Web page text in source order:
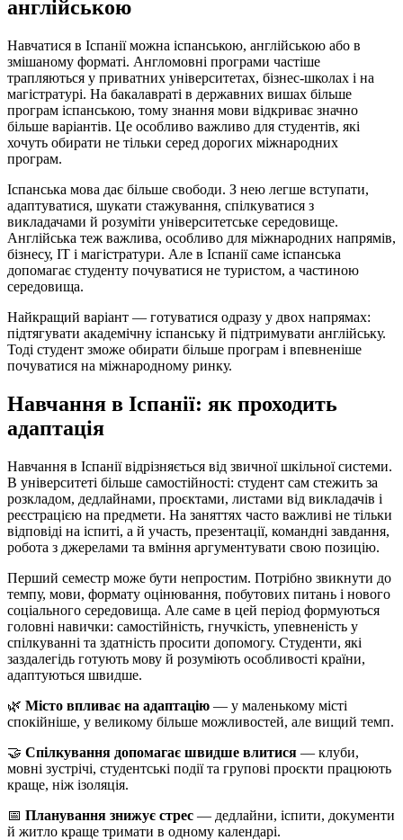
англійською
Навчатися в Іспанії можна іспанською, англійською або в
змішаному форматі. Англомовні програми частіше
трапляються у приватних університетах, бізнес-школах і на
магістратурі. На бакалавраті в державних вишах більше
програм іспанською, тому знання мови відкриває значно
більше варіантів. Це особливо важливо для студентів, які
хочуть обирати не тільки серед дорогих міжнародних
програм.
Іспанська мова дає більше свободи. З нею легше вступати,
адаптуватися, шукати стажування, спілкуватися з
викладачами й розуміти університетське середовище.
Англійська теж важлива, особливо для міжнародних напрямів,
бізнесу, IT і магістратури. Але в Іспанії саме іспанська
допомагає студенту почуватися не туристом, а частиною
середовища.
Найкращий варіант — готуватися одразу у двох напрямах:
підтягувати академічну іспанську й підтримувати англійську.
Тоді студент зможе обирати більше програм і впевненіше
почуватися на міжнародному ринку.
Навчання в Іспанії: як проходить
адаптація
Навчання в Іспанії відрізняється від звичної шкільної системи.
В університеті більше самостійності: студент сам стежить за
розкладом, дедлайнами, проєктами, листами від викладачів і
реєстрацією на предмети. На заняттях часто важливі не тільки
відповіді на іспиті, а й участь, презентації, командні завдання,
робота з джерелами та вміння аргументувати свою позицію.
Перший семестр може бути непростим. Потрібно звикнути до
темпу, мови, формату оцінювання, побутових питань і нового
соціального середовища. Але саме в цей період формуються
головні навички: самостійність, гнучкість, упевненість у
спілкуванні та здатність просити допомогу. Студенти, які
заздалегідь готують мову й розуміють особливості країни,
адаптуються швидше.
🌿 Місто впливає на адаптацію — у маленькому місті
спокійніше, у великому більше можливостей, але вищий темп.
🤝 Спілкування допомагає швидше влитися — клуби,
мовні зустрічі, студентські події та групові проєкти працюють
краще, ніж ізоляція.
📅 Планування знижує стрес — дедлайни, іспити, документи
й житло краще тримати в одному календарі.